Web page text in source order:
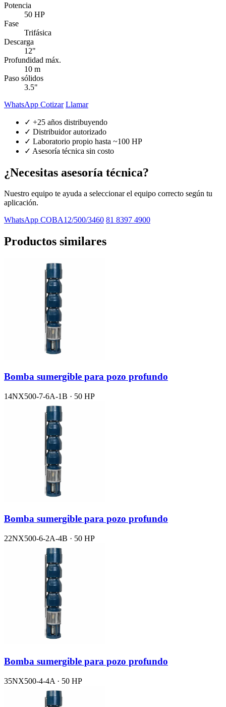
Potencia
50 HP
Fase
Trifásica
Descarga
12"
Profundidad máx.
10 m
Paso sólidos
3.5"
WhatsApp Cotizar Llamar
✓ +25 años distribuyendo
✓ Distribuidor autorizado
✓ Laboratorio propio hasta ~100 HP
✓ Asesoría técnica sin costo
¿Necesitas asesoría técnica?
Nuestro equipo te ayuda a seleccionar el equipo correcto según tu
aplicación.
WhatsApp COBA12/500/3460 81 8397 4900
Productos similares
Bomba sumergible para pozo profundo
14NX500-7-6A-1B · 50 HP
Bomba sumergible para pozo profundo
22NX500-6-2A-4B · 50 HP
Bomba sumergible para pozo profundo
35NX500-4-4A · 50 HP